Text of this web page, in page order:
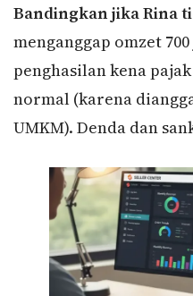
Bandingkan jika Rina
menganggap omzet
penghasilan kena
normal (karena
UMKM). Denda dan